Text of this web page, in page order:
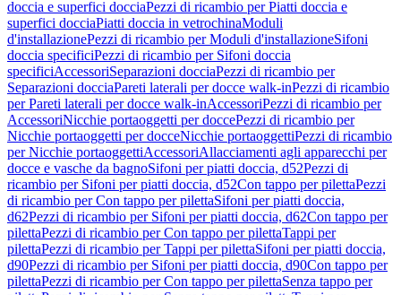
doccia e superfici docciaPezzi di ricambio per Piatti doccia e
superfici docciaPiatti doccia in vetrochinaModuli
d'installazionePezzi di ricambio per Moduli d'installazioneSifoni
doccia specificiPezzi di ricambio per Sifoni doccia
specificiAccessoriSeparazioni docciaPezzi di ricambio per
Separazioni docciaPareti laterali per docce walk-inPezzi di ricambio
per Pareti laterali per docce walk-inAccessoriPezzi di ricambio per
AccessoriNicchie portaoggetti per doccePezzi di ricambio per
Nicchie portaoggetti per docceNicchie portaoggettiPezzi di ricambio
per Nicchie portaoggettiAccessoriAllacciamenti agli apparecchi per
docce e vasche da bagnoSifoni per piatti doccia, d52Pezzi di
ricambio per Sifoni per piatti doccia, d52Con tappo per pilettaPezzi
di ricambio per Con tappo per pilettaSifoni per piatti doccia,
d62Pezzi di ricambio per Sifoni per piatti doccia, d62Con tappo per
pilettaPezzi di ricambio per Con tappo per pilettaTappi per
pilettaPezzi di ricambio per Tappi per pilettaSifoni per piatti doccia,
d90Pezzi di ricambio per Sifoni per piatti doccia, d90Con tappo per
pilettaPezzi di ricambio per Con tappo per pilettaSenza tappo per